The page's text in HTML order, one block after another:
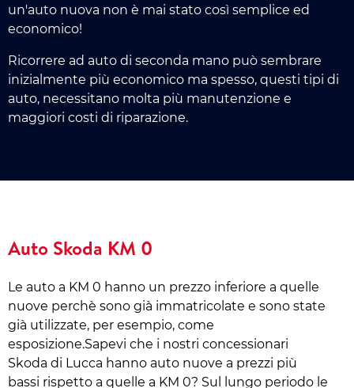
un'auto nuova non è mai stato così semplice ed
economico!
Ricorrere ad auto di seconda mano può sembrare
inizialmente più economico ma spesso, questi tipi di
auto, necessitano molta più manutenzione e
maggiori costi di riparazione.
Auto Skoda KM 0
Le auto a KM 0 hanno un prezzo inferiore a quelle
nuove perchè sono già immatricolate e sono state
già utilizzate, per esempio, come
esposizione.Sapevi che i nostri concessionari
Skoda di Lucca hanno auto nuove a prezzi più
bassi rispetto a quelle a KM 0? Sul lungo periodo le